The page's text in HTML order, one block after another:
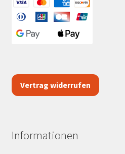
Vertrag widerrufen
Informationen